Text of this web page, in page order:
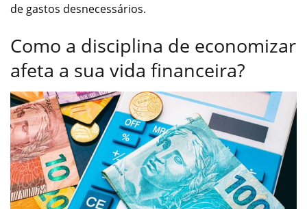
de gastos desnecessários.
Como a disciplina de economizar
afeta a sua vida financeira?